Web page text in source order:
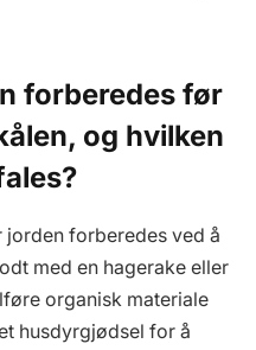
forberedes før
og hvilken
jorden forberedes ved å
med en hagerake eller
organisk materiale
husdyrgjødsel for å